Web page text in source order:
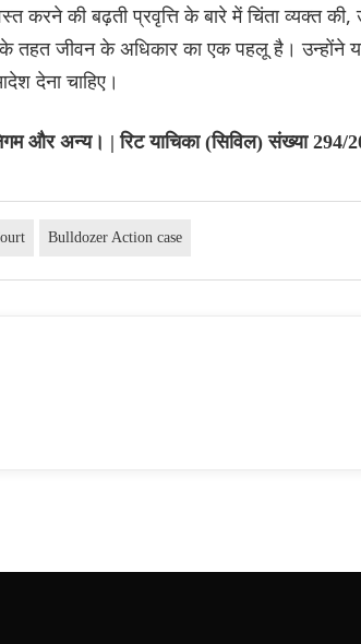
करने की बढ़ती प्रवृत्ति के बारे में चिंता व्यक्त
तहत जीवन के अधिकार का एक पहलू है। उन्होंने
देना चाहिए।
और अन्य। | रिट याचिका (सिविल) संख्या
Bulldozer Action case